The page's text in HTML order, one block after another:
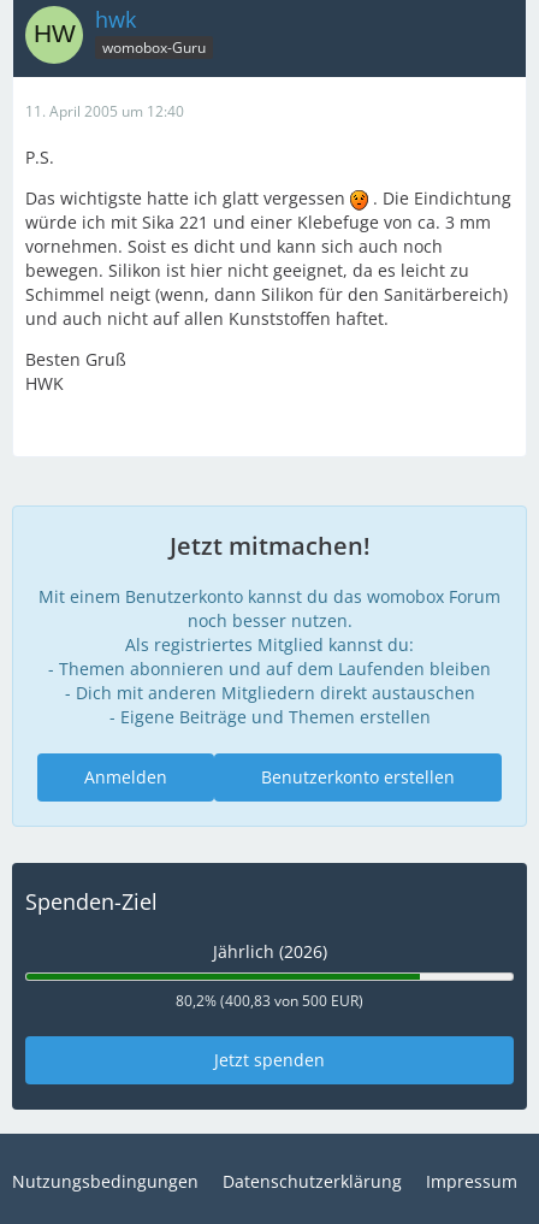
hwk
womobox-Guru
11. April 2005 um 12:40
P.S.
Das wichtigste hatte ich glatt vergessen
. Die Eindichtung
würde ich mit Sika 221 und einer Klebefuge von ca. 3 mm
vornehmen. Soist es dicht und kann sich auch noch
bewegen. Silikon ist hier nicht geeignet, da es leicht zu
Schimmel neigt (wenn, dann Silikon für den Sanitärbereich)
und auch nicht auf allen Kunststoffen haftet.
Besten Gruß
HWK
Jetzt mitmachen!
Mit einem Benutzerkonto kannst du das womobox Forum
noch besser nutzen.
Als registriertes Mitglied kannst du:
- Themen abonnieren und auf dem Laufenden bleiben
- Dich mit anderen Mitgliedern direkt austauschen
- Eigene Beiträge und Themen erstellen
Benutzerkonto erstellen
Anmelden
Spenden-Ziel
Jährlich (2026)
80,2% (400,83 von 500 EUR)
Jetzt spenden
Nutzungsbedingungen Datenschutzerklärung Impressum